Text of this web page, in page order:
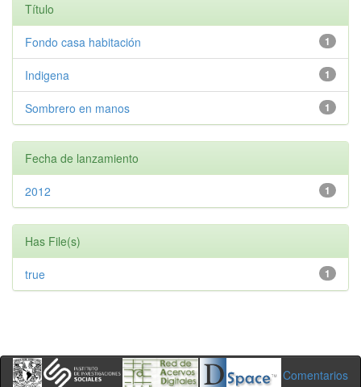
Título
1
Fondo casa habitación
1
Indigena
1
Sombrero en manos
Fecha de lanzamiento
1
2012
Has File(s)
1
true
Comentarios